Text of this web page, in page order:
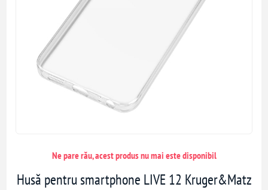
Ne pare rău, acest produs nu mai este disponibil
Husă pentru smartphone LIVE 12 Kruger&Matz